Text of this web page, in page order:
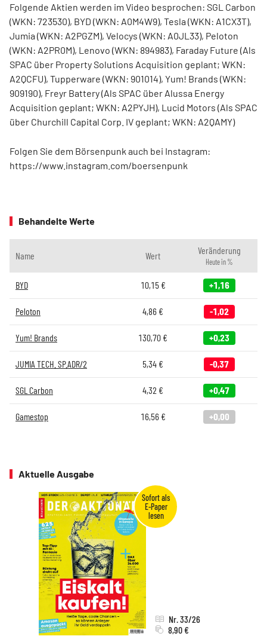
Folgende Aktien werden im Video besprochen: SGL Carbon
(WKN: 723530), BYD (WKN: A0M4W9), Tesla (WKN: A1CX3T),
Jumia (WKN: A2PGZM), Velocys (WKN: A0JL33), Peloton
(WKN: A2PR0M), Lenovo (WKN: 894983), Faraday Future (Als
SPAC über Property Solutions Acquisition geplant; WKN:
A2QCFU), Tupperware (WKN: 901014), Yum! Brands (WKN:
909190), Freyr Battery (Als SPAC über Alussa Energy
Acquisition geplant; WKN: A2PYJH), Lucid Motors (Als SPAC
über Churchill Capital Corp. IV geplant; WKN: A2QAMY)
Folgen Sie dem Börsenpunk auch bei Instagram:
https://www.instagram.com/boersenpunk
Behandelte Werte
Name Wert Veränderung
Heute in %
BYD 10,15€ +1,16
Peloton 4,86 € -1,02
Yum! Brands 130,70 € +0,23
JUMIA TECH. SP.ADR/2 5,34 € -0,37
SGL Carbon 4,32 € +0,47
Gamestop 16,56€ +0,00
Aktuelle Ausgabe
Nr. 33/26
8,90 €